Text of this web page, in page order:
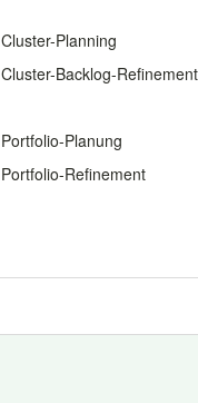
Cluster-Planning
Cluster-Backlog-Refinement
Portfolio-Planung
Portfolio-Refinement